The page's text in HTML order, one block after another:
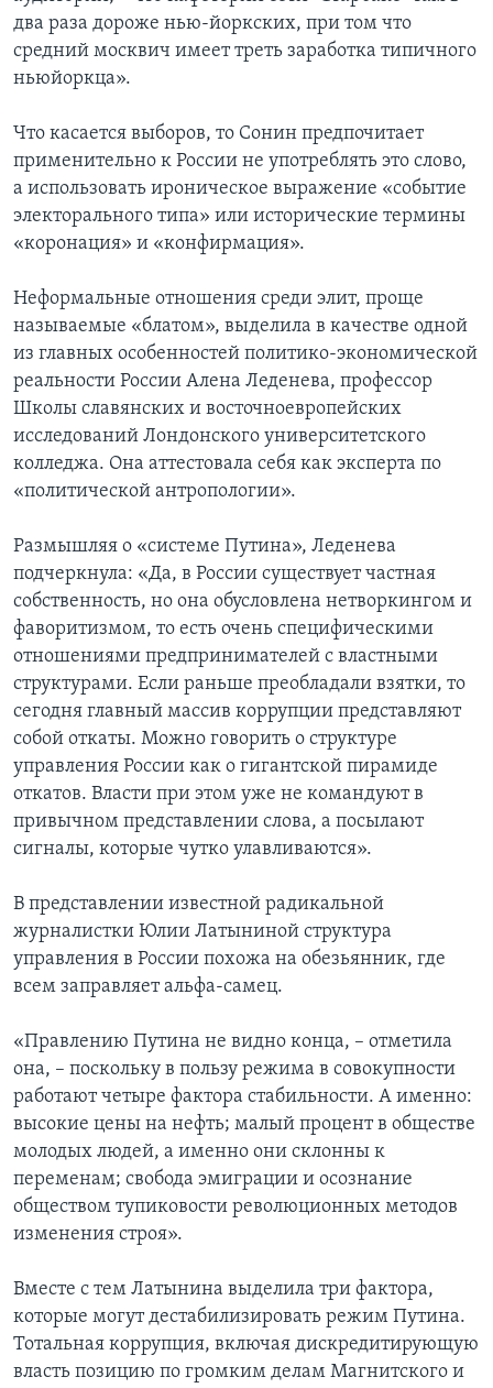
два раза дороже нью-йоркских, при том что
средний москвич имеет треть заработка типичного
ньюйоркца».
Что касается выборов, то Сонин предпочитает
применительно к России не употреблять это слово,
а использовать ироническое выражение «событие
электорального типа» или исторические термины
«коронация» и «конфирмация».
Неформальные отношения среди элит, проще
называемые «блатом», выделила в качестве одной
из главных особенностей политико-экономической
реальности России Алена Леденева, профессор
Школы славянских и восточноевропейских
исследований Лондонского университетского
колледжа. Она аттестовала себя как эксперта по
«политической антропологии».
Размышляя о «системе Путина», Леденева
подчеркнула: «Да, в России существует частная
собственность, но она обусловлена нетворкингом и
фаворитизмом, то есть очень специфическими
отношениями предпринимателей с властными
структурами. Если раньше преобладали взятки, то
сегодня главный массив коррупции представляют
собой откаты. Можно говорить о структуре
управления России как о гигантской пирамиде
откатов. Власти при этом уже не командуют в
привычном представлении слова, а посылают
сигналы, которые чутко улавливаются».
В представлении известной радикальной
журналистки Юлии Латыниной структура
управления в России похожа на обезьянник, где
всем заправляет альфа-самец.
«Правлению Путина не видно конца, – отметила
она, – поскольку в пользу режима в совокупности
работают четыре фактора стабильности. А именно:
высокие цены на нефть; малый процент в обществе
молодых людей, а именно они склонны к
переменам; свобода эмиграции и осознание
обществом тупиковости революционных методов
изменения строя».
Вместе с тем Латынина выделила три фактора,
которые могут дестабилизировать режим Путина.
Тотальная коррупция, включая дискредитирующую
власть позицию по громким делам Магнитского и